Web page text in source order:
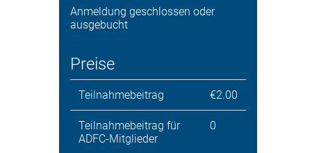
Anmeldung geschlossen oder
ausgebucht
Preise
Teilnahmebeitrag €2.00
Teilnahmebeitrag für
ADFC-Mitglieder
0